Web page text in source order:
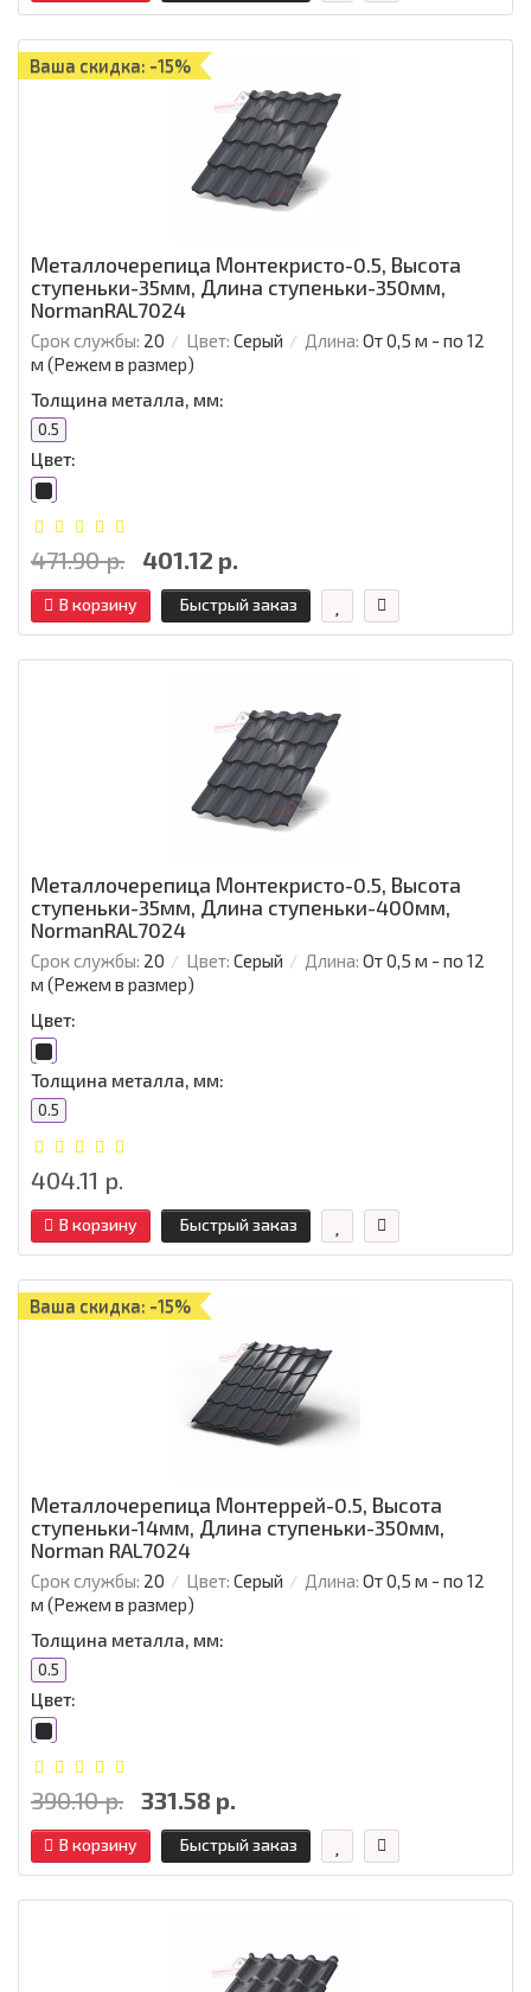
Ваша скидка: -15%
Металлочерепица Монтекристо-0.5, Высота
ступеньки-35мм, Длина ступеньки-350мм,
NormanRAL7024
Срок службы: 20 Цвет: Серый Длина: От 0,5 м - по 12
м (Режем в размер)
Толщина металла, мм:
0.5
Цвет:
471.90 р. 401.12 р.
В корзину Быстрый заказ
Металлочерепица Монтекристо-0.5, Высота
ступеньки-35мм, Длина ступеньки-400мм,
NormanRAL7024
Срок службы: 20 Цвет: Серый Длина: От 0,5 м - по 12
м (Режем в размер)
Цвет:
Толщина металла, мм:
0.5
404.11 р.
В корзину Быстрый заказ
Ваша скидка: -15%
Металлочерепица Монтеррей-0.5, Высота
ступеньки-14мм, Длина ступеньки-350мм,
Norman RAL7024
Срок службы: 20 Цвет: Серый Длина: От 0,5 м - по 12
м (Режем в размер)
Толщина металла, мм:
0.5
Цвет:
390.10 р. 331.58 р.
В корзину Быстрый заказ